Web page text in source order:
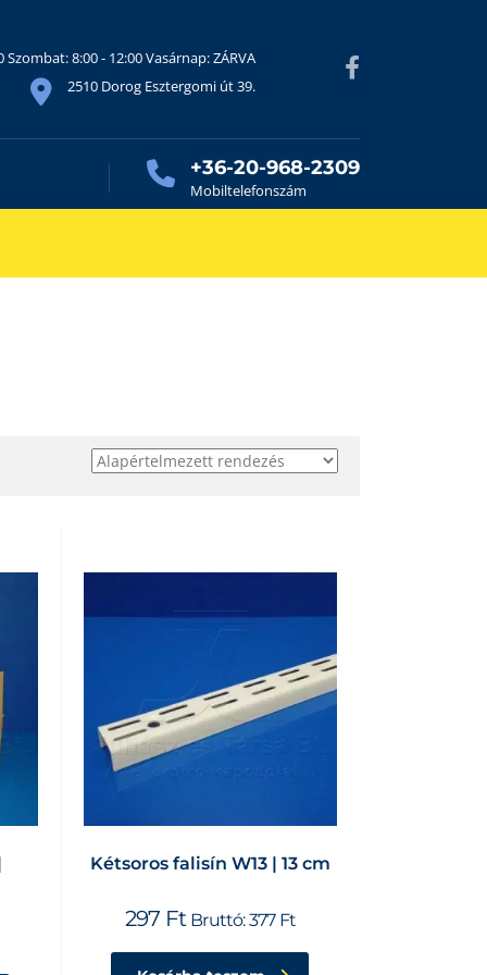
8:00 - 12:00 Vasárnap: ZÁRVA
2510 Dorog Esztergomi út 39.
+36-20-968-2309
Mobiltelefonszám
Kétsoros falisín W13 | 13 cm
297 Ft Bruttó:377 Ft